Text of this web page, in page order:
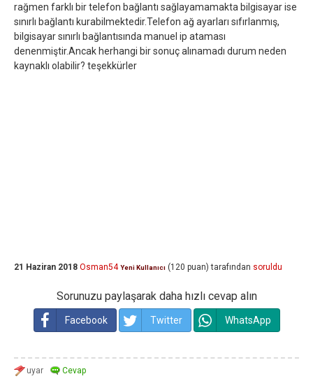
rağmen farklı bir telefon bağlantı sağlayamamakta bilgisayar ise
sınırlı bağlantı kurabilmektedir.Telefon ağ ayarları sıfırlanmış,
bilgisayar sınırlı bağlantısında manuel ip ataması
denenmiştir.Ancak herhangi bir sonuç alınamadı durum neden
kaynaklı olabilir? teşekkürler
21 Haziran 2018 Osman54 Yeni Kullanıcı (120 puan) tarafından soruldu
Sorunuzu paylaşarak daha hızlı cevap alın
Facebook Twitter WhatsApp